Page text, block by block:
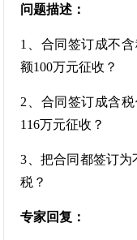
问题描述：
1、合同签订成不
额100万元征收？
2、合同签订成含
116万元征收？
3、把合同都签订
税？
专家回复：